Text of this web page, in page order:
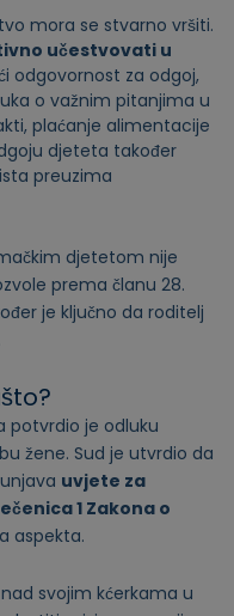
mora se stvarno vršiti.
učestvovati u
odgovornost za odgoj,
o važnim pitanjima u
plaćanje alimentacije
djeteta također
preuzima
djetetom nije
prema članu 28.
je ključno da roditelj
potvrdio je odluku
žene. Sud je utvrdio da
uvjete za
1 Zakona o
aspekta.
svojim kćerkama u